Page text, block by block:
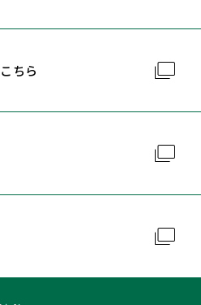
ちら